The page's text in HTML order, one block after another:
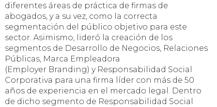
diferentes áreas de práctica de firmas de
abogados, y a su vez, como la correcta
segmentación del público objetivo para este
sector. Asimismo, lideró la creación de los
segmentos de Desarrollo de Negocios, Relaciones
Públicas, Marca Empleadora
(Employer Branding) y Responsabilidad Social
Corporativa para una firma líder con más de 50
años de experiencia en el mercado legal. Dentro
de dicho segmento de Responsabilidad Social